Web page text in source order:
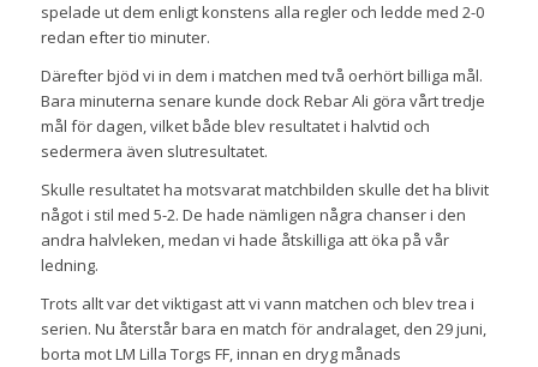
spelade ut dem enligt konstens alla regler och ledde med 2-0
redan efter tio minuter.
Därefter bjöd vi in dem i matchen med två oerhört billiga mål.
Bara minuterna senare kunde dock Rebar Ali göra vårt tredje
mål för dagen, vilket både blev resultatet i halvtid och
sedermera även slutresultatet.
Skulle resultatet ha motsvarat matchbilden skulle det ha blivit
något i stil med 5-2. De hade nämligen några chanser i den
andra halvleken, medan vi hade åtskilliga att öka på vår
ledning.
Trots allt var det viktigast att vi vann matchen och blev trea i
serien. Nu återstår bara en match för andralaget, den 29 juni,
borta mot LM Lilla Torgs FF, innan en dryg månads